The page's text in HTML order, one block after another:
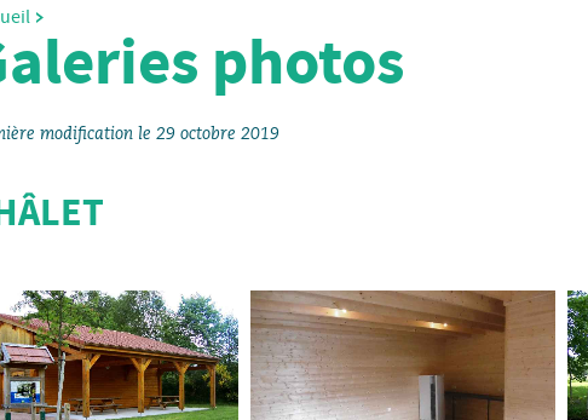
photos
modification le 29 octobre 2019